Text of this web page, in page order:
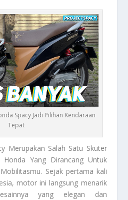
Spacy Jadi Pilihan Kendaraan
Tepat
Merupakan Salah Satu Skuter
Yang Dirancang Untuk
Sejak pertama kali
motor ini langsung menarik
yang elegan dan